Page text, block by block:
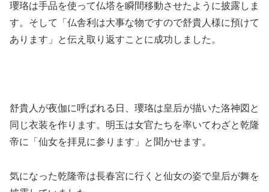
瓔珞は手品を使って仏塔を瞬間移動させたように披露しま
す。そして「仏舎利は大事な物ですので舒貴人様に預けて
あります」と伝え取り返すことに成功しました。
舒貴人が夜伽に呼ばれる日、瓔珞は皇后が描いた洛神図と
同じ衣装を作ります。明玉は女官たちを率いてわざと乾隆
帝に「仙女を拝見に参ります」と聞かせます。
気になった乾隆帝は長春宮に行くと仙女の姿で皇后が舞を